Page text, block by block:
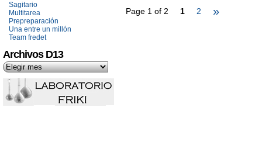
Sagitario
Multitarea
Prepreparación
Una entre un millón
Team fredet
Archivos D13
Page 1 of 2 1 2 »